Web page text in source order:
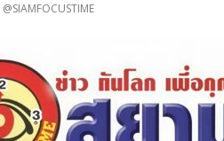
@SIAMFOCUSTIME